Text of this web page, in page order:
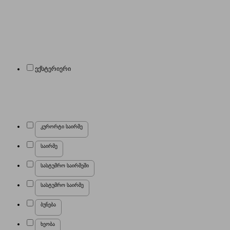
ექსტერიერი
კურორტი საირმე
საირმე
სასტუმრო საირმეში
სასტუმრო საირმე
ბუნება
ხეობა